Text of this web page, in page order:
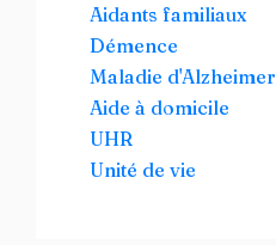
Aidants familiaux
Démence
Maladie d'Alzheimer
Aide à domicile
UHR
Unité de vie